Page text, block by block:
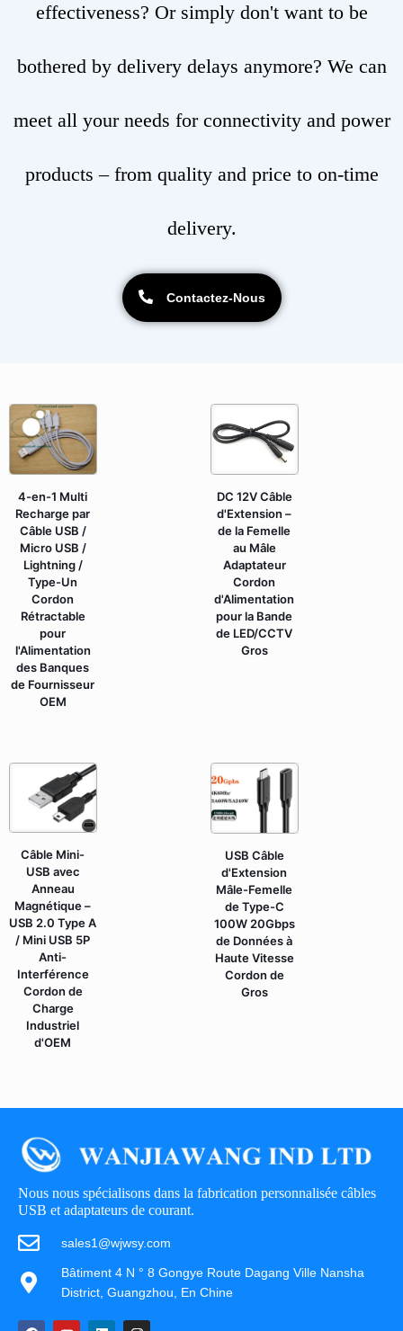
effectiveness? Or simply don't want to be
bothered by delivery delays anymore? We can
meet all your needs for connectivity and power
products – from quality and price to on-time
delivery.
Contactez-Nous
4-en-1 Multi
Recharge par
Câble USB /
Micro USB /
Lightning /
Type-Un
Cordon
Rétractable
pour
l'Alimentation
des Banques
de Fournisseur
OEM
DC 12V Câble
d'Extension –
de la Femelle
au Mâle
Adaptateur
Cordon
d'Alimentation
pour la Bande
de LED/CCTV
Gros
Câble Mini-
USB avec
Anneau
Magnétique –
USB 2.0 Type A
/ Mini USB 5P
Anti-
Interférence
Cordon de
Charge
Industriel
d'OEM
USB Câble
d'Extension
Mâle-Femelle
de Type-C
100W 20Gbps
de Données à
Haute Vitesse
Cordon de
Gros
Nous nous spécialisons dans la fabrication personnalisée câbles
USB et adaptateurs de courant.
sales1@wjwsy.com
Bâtiment 4 N ° 8 Gongye Route Dagang Ville Nansha
District, Guangzhou, En Chine